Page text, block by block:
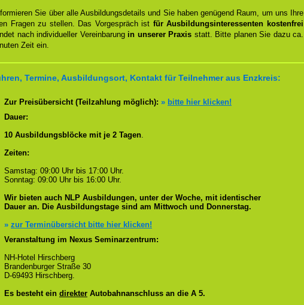
Sie über alle Ausbildungsdetails und Sie haben genügend Raum, um uns Ihre
Fragen zu stellen. Das Vorgespräch ist für Ausbildungsinteressenten kostenfrei
nach individueller Vereinbarung in unserer Praxis statt. Bitte planen Sie dazu ca.
Zeit ein.
Termine, Ausbildungsort, Kontakt für Teilnehmer aus Enzkreis:
Zur Preisübersicht (Teilzahlung möglich): » bitte hier klicken!
Dauer:
10 Ausbildungsblöcke mit je 2 Tagen.
Zeiten:
Samstag: 09:00 Uhr bis 17:00 Uhr.
Sonntag: 09:00 Uhr bis 16:00 Uhr.
Wir bieten auch NLP Ausbildungen, unter der Woche, mit identischer
Dauer an. Die Ausbildungstage sind am Mittwoch und Donnerstag.
» zur Terminübersicht bitte hier klicken!
Veranstaltung im Nexus Seminarzentrum:
NH-Hotel Hirschberg
Brandenburger Straße 30
D-69493 Hirschberg.
Es besteht ein direkter Autobahnanschluss an die A 5.